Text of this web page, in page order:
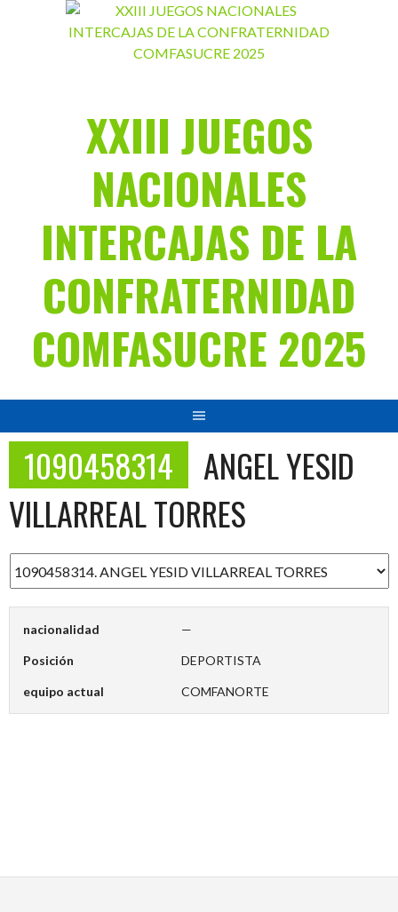
XXIII JUEGOS
NACIONALES
INTERCAJAS DE LA
CONFRATERNIDAD
COMFASUCRE 2025
1090458314
ANGEL YESID
VILLARREAL TORRES
nacionalidad —
Posición DEPORTISTA
equipo actual COMFANORTE